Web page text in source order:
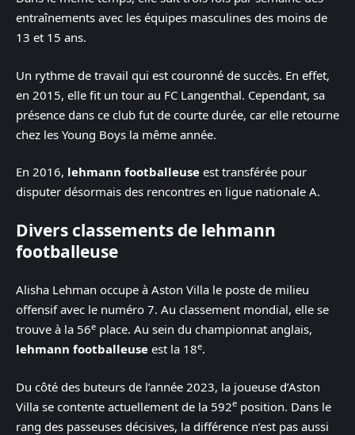
entraînements avec les équipes masculines des moins de
13 et 15 ans.
Un rythme de travail qui est couronné de succès. En effet,
en 2015, elle fit un tour au FC Langenthal. Cependant, sa
présence dans ce club fut de courte durée, car elle retourne
chez les Young Boys la même année.
En 2016, lehmann footballeuse est transférée pour
disputer désormais des rencontres en ligue nationale A.
Divers classements de lehmann
footballeuse
Alisha Lehman occupe à Aston Villa le poste de milieu
offensif avec le numéro 7. Au classement mondial, elle se
trouve à la 56e place. Au sein du championnat anglais,
lehmann footballeuse est la 18e.
Du côté des buteurs de l’année 2023, la joueuse d’Aston
Villa se contente actuellement de la 592e position. Dans le
rang des passeuses décisives, la différence n’est pas aussi